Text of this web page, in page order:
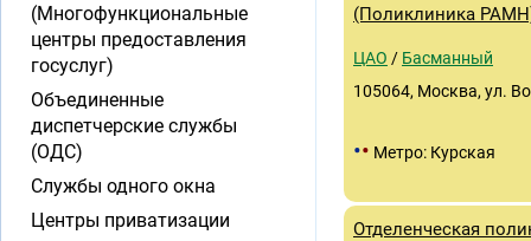
(Поликлиника
ЦАО / Басманный
105064, Москва, ул.
•• Метро: Курская
Отделенческая
(Многофункциональные
центры предоставления
госуслуг)
Объединенные
диспетчерские службы
(ОДС)
Службы одного окна
Центры приватизации